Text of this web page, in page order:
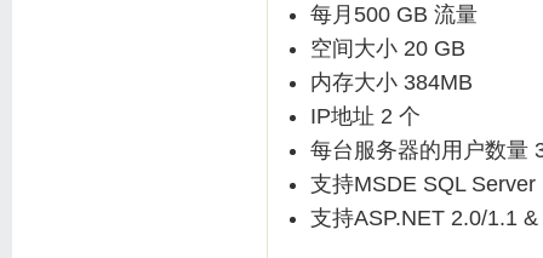
每月500 GB 流量
空间大小 20 GB
内存大小 384MB
IP地址 2 个
每台服务器的用户数量
支持MSDE SQL Server
支持ASP.NET 2.0/1.1